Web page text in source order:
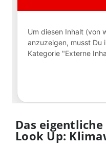
Das
Look Up: